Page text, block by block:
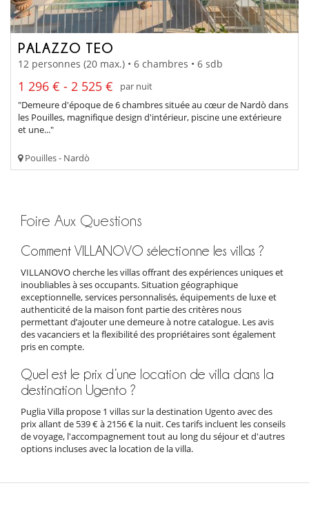
PALAZZO TEO
12 personnes (20 max.) • 6 chambres • 6 sdb
1 296 € - 2 525 €
par nuit
"Demeure d'époque de 6 chambres située au cœur de Nardò dans
les Pouilles, magnifique design d'intérieur, piscine une extérieure
et une..."
Pouilles - Nardò
Foire Aux Questions
Comment VILLANOVO sélectionne les villas ?
VILLANOVO cherche les villas offrant des expériences uniques et
inoubliables à ses occupants. Situation géographique
exceptionnelle, services personnalisés, équipements de luxe et
authenticité de la maison font partie des critères nous
permettant d’ajouter une demeure à notre catalogue. Les avis
des vacanciers et la flexibilité des propriétaires sont également
pris en compte.
Quel est le prix d’une location de villa dans la
destination Ugento ?
Puglia Villa propose 1 villas sur la destination Ugento avec des
prix allant de 539 € à 2156 € la nuit. Ces tarifs incluent les conseils
de voyage, l'accompagnement tout au long du séjour et d'autres
options incluses avec la location de la villa.